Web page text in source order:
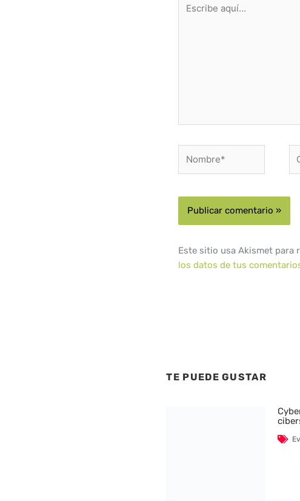
aquí...
Este sitio usa Akismet para
los datos de tus
TE PUEDE GUSTAR